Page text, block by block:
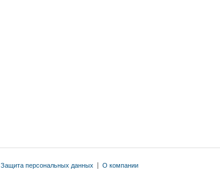
Защита персональных данных | О компании